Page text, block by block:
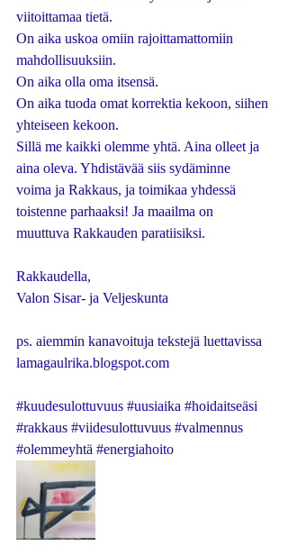
viitoittamaa tietä.
On aika uskoa omiin rajoittamattomiin
mahdollisuuksiin.
On aika olla oma itsensä.
On aika tuoda omat korrektia kekoon, siihen
yhteiseen kekoon.
Sillä me kaikki olemme yhtä. Aina olleet ja
aina oleva. Yhdistävää siis sydäminne
voima ja Rakkaus, ja toimikaa yhdessä
toistenne parhaaksi! Ja maailma on
muuttuva Rakkauden paratiisiksi.
Rakkaudella,
Valon Sisar- ja Veljeskunta
ps. aiemmin kanavoituja tekstejä luettavissa
lamagaulrika.blogspot.com
#kuudesulottuvuus #uusiaika #hoidaitseäsi
#rakkaus #viidesulottuvuus #valmennus
#olemmeyhtä #energiahoito